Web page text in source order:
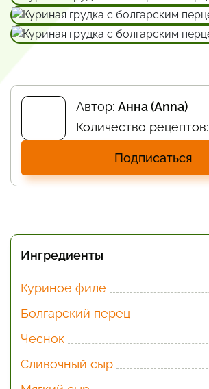
Автор: Анна (Anna)
Количество рецептов:
Подписаться
Ингредиенты
Куриное филе
Болгарский перец
Чеснок
Сливочный сыр